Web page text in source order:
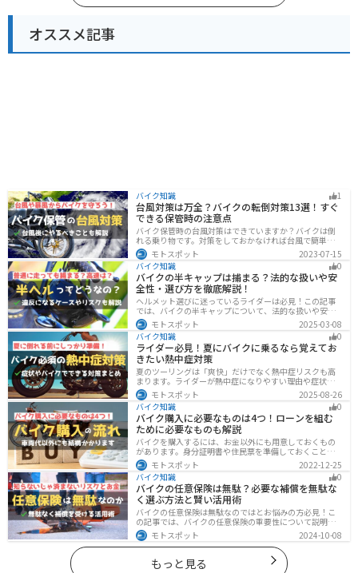
オススメ記事
バイク知識 1
台風対策は万全？バイクの転倒対策13選！すぐ
できる保管時の注意点
バイク保管時の台風対策はできていますか？バイクは倒
れる乗り物です。対策をしておかなければ台風で簡単に
倒れてしまいます。大切な愛車に傷がつく前にしっかり
と対策しておきましょう。初心者でも簡単にできる台風
対策を紹介します。台風後にやるべきこともまとめてあ
るので、参考にしてください。
モトスポット
2023-07-15
バイク知識
0
バイクの半キャップは捕まる？法的な扱いや安
全性・選び方を徹底解説！
ヘルメット選びに迷っているライダーは必見！この記事
では、バイクの半キャップについて、法的な扱いや安全
性、選び方を詳しく解説しています。実は、法律で認め
られていても、状況によっては違法となる可能性がある
ので注意が必要です。この記事を読めば、ヘルメットを
正しく選ぶヒントが得られます。
モトスポット
2025-03-08
バイク知識
0
ライダー必見！夏にバイクに乗るなら覚えてお
きたい熱中症対策
夏のツーリングは「爽快」だけでなく熱中症リスクも高
まります。ライダーが熱中症になりやすい理由や症状、
危険性、そして安全に楽しむための対策を徹底解説。夏
用ウェア・水分補給・休憩ポイントの工夫など、猛暑で
も快適に走るコツを紹介します。
モトスポット
2025-08-26
バイク知識
0
バイク購入に必要なものは4つ！ローンを組む
ために必要なものも解説
バイクを購入するには、お金以外にも用意しておくもの
があります。身分証明書や住民票を準備しておくことで
購入ギリギリになって慌てずに済むので、しっかりと準
備しておきましょう。
モトスポット
2022-12-25
バイク知識
0
バイクの任意保険は無駄？必要な補償を無駄な
く選ぶ方法と賢い活用術
バイクの任意保険は無駄なのではとお悩みの方必見！こ
の記事では、バイクの任意保険の重要性について説明し
ています。実は、自賠責保険だけでは不十分な保護しか
得られず、経済的リスクも高いです。この記事を読めば、
バイクの任意保険が必要な理由がわかります。
モトスポット 2024-10-08
もっと見る